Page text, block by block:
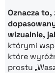
Oznacza
wizualnie,
którymi
które
prostu